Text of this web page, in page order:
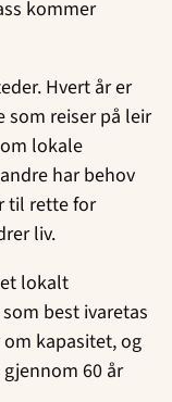
kommer
Hvert år er
som reiser på leir
lokale
har behov
til rette for
liv.
lokalt
best ivaretas
kapasitet, og
60 år